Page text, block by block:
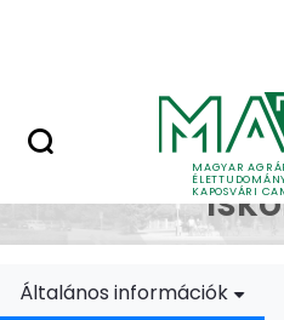
MAGYAR
KAPOSVÁRI
Doktori
Általános információk